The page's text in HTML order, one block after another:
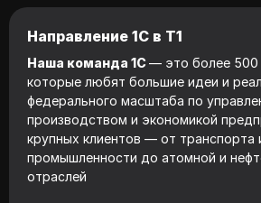
Направление 1С в Т1
Наша команда 1С— это более 500
которые любят большие идеи и
федерального масштаба по
производством и экономикой
крупных клиентов — от транспорта
промышленности до атомной и
отраслей